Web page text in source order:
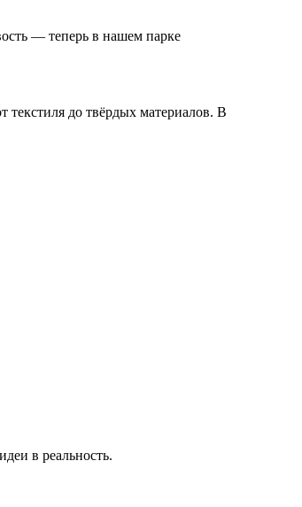
— теперь в нашем парке
текстиля до твёрдых материалов. В
в реальность.